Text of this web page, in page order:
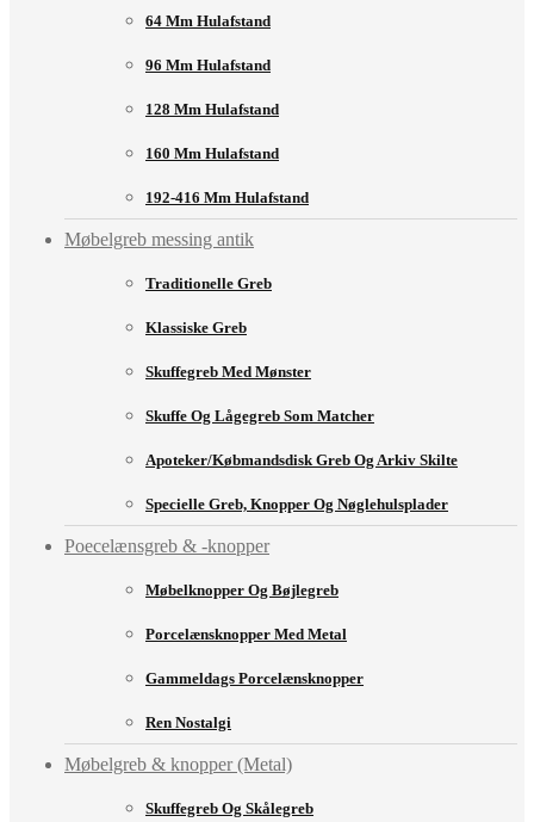
64 Mm Hulafstand
96 Mm Hulafstand
128 Mm Hulafstand
160 Mm Hulafstand
192-416 Mm Hulafstand
Møbelgreb messing antik
Traditionelle Greb
Klassiske Greb
Skuffegreb Med Mønster
Skuffe Og Lågegreb Som Matcher
Apoteker/købmandsdisk Greb Og Arkiv Skilte
Specielle Greb, Knopper Og Nøglehulsplader
Poecelænsgreb & -knopper
Møbelknopper Og Bøjlegreb
Porcelænsknopper Med Metal
Gammeldags Porcelænsknopper
Ren Nostalgi
Møbelgreb & knopper (Metal)
Skuffegreb Og Skålegreb